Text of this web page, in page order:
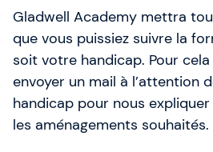
Gladwell Academy mettra
que vous puissiez suivre la
soit votre handicap. Pour
envoyer un mail à l’attention
handicap pour nous
les aménagements souhaités.